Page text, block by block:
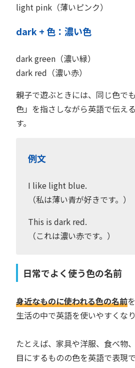
light pink（薄いピンク）
dark + 色：濃い色
dark green（濃い緑）
dark red（濃い赤）
親子で遊ぶときには、同じ色で
色」を指さしながら英語で伝え
す。
例文
I like light blue.
（私は薄い青が好きです。）
This is dark red.
（これは濃い赤です。）
日常でよく使う色の名前
身近なものに使われる色の名前
生活の中で英語を使いやすくなり
たとえば、家具や洋服、食べ物
目にするものの色を英語で表現